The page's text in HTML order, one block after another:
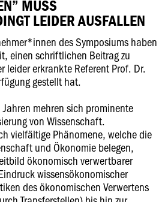
MUSS
LEIDER AUSFALLEN
des Symposiums haben
einen schriftlichen Beitrag zu
leider erkrankte Referent Prof. Dr.
gestellt hat.
mehren sich prominente
von Wissenschaft.
vielfältige Phänomene, welche die
und Ökonomie belegen,
ökonomisch verwertbarer
wissensökonomischer
des ökonomischen Verwertens